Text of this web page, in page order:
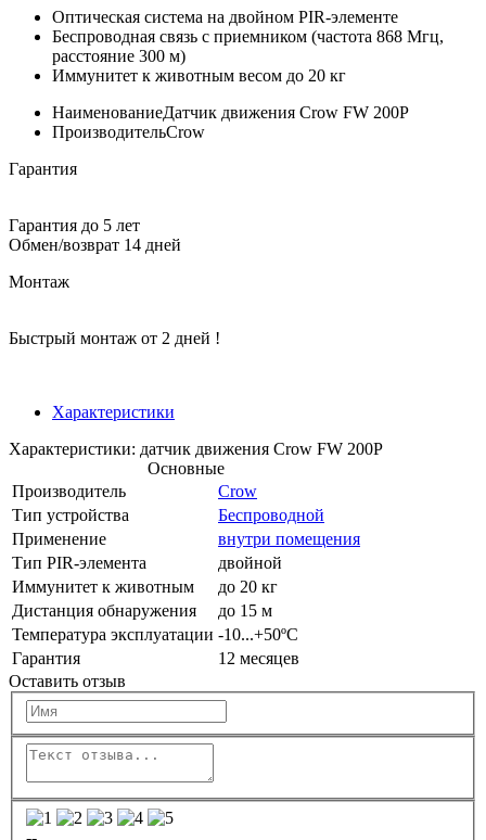
Оптическая система на двойном PIR-элементе
Беспроводная связь с приемником (частота 868 Мгц,
расстояние 300 м)
Иммунитет к животным весом до 20 кг
НаименованиеДатчик движения Crow FW 200P
ПроизводительCrow
Гарантия
Гарантия до 5 лет
Обмен/возврат 14 дней
Монтаж
Быстрый монтаж от 2 дней !
Характеристики
Характеристики: датчик движения Crow FW 200P
Основные
Производитель
Crow
Тип устройства
Беспроводной
Применение
внутри помещения
Тип PIR-элемента
двойной
Иммунитет к животным
до 20 кг
Дистанция обнаружения
до 15 м
Температура эксплуатации -10...+50ºС
Гарантия
12 месяцев
Оставить отзыв